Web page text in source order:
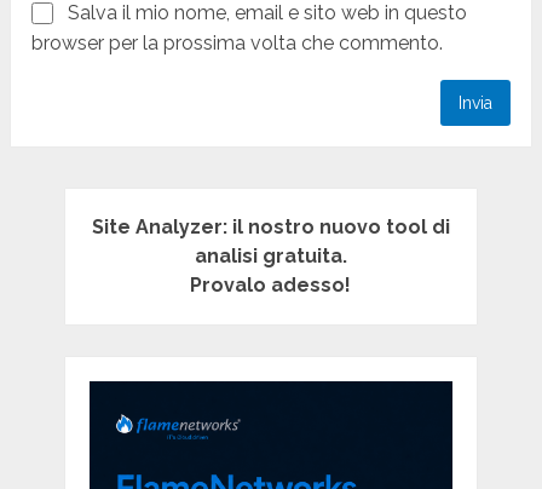
Salva il mio nome, email e sito web in questo
browser per la prossima volta che commento.
Site Analyzer: il nostro nuovo tool di
analisi gratuita.
Provalo adesso!